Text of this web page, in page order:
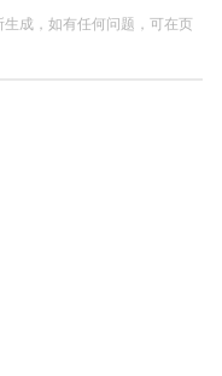
成，如有任何问题，可在页